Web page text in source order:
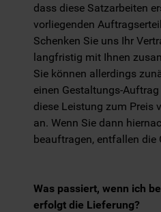
dass diese Satzarbeiten
vorliegenden
Schenken Sie uns Ihr
langfristig mit Ihnen
Sie können allerdings
einen Gestaltungs-
diese Leistung zum Preis
an. Wenn Sie dann
beauftragen, entfallen die
Was passiert, wenn ich
erfolgt die Lieferung?